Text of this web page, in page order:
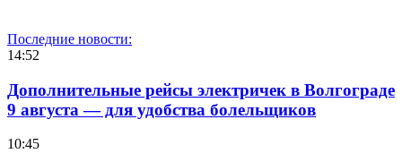
Последние новости:
14:52
Дополнительные рейсы электричек в Волгограде
9 августа — для удобства болельщиков
10:45